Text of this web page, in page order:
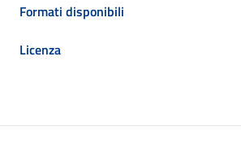
Formati disponibili
Licenza